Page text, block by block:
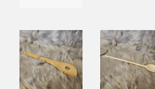
Produkt
weist
mehrere
Varianten
auf.
Die
weist
mehrere
Varianten
auf.
Die
Optionen